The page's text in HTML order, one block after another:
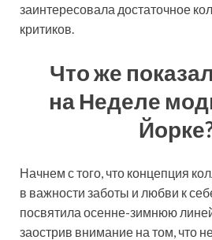
заинтересовала достаточное
критиков.
Что же
на Неделе
Начнем с того, что концепция
в важности заботы и любви к
посвятила осенне-зимнюю
заострив внимание на том, что